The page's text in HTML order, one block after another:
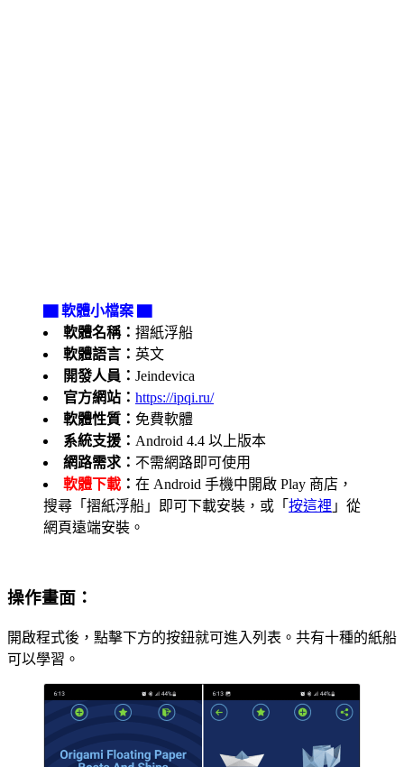
▇ 軟體小檔案 ▇
軟體名稱： 摺紙浮船
軟體語言： 英文
開發人員： Jeindevica
官方網站： https://ipqi.ru/
軟體性質： 免費軟體
系統支援： Android 4.4 以上版本
網路需求： 不需網路即可使用
軟體下載 ： 在 Android 手機中開啟 Play 商店，
搜尋「摺紙浮船」即可下載安裝，或「 按這裡 」從
網頁遠端安裝。
操作畫面：
開啟程式後，點擊下方的按鈕就可進入列表。共有十種的紙船
可以學習。